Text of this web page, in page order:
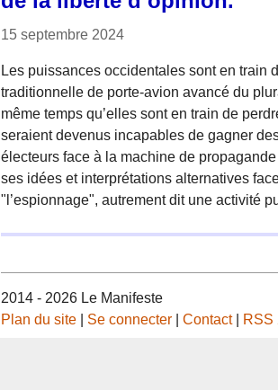
15 septembre 2024
Les puissances occidentales sont en train
traditionnelle de porte-avion avancé du
même temps qu’elles sont en train de
seraient devenus incapables de gagner
électeurs face à la machine de
ses idées et interprétations alternatives
"l’espionnage", autrement dit une activité
2014 - 2026 Le Manifeste
Plan du site
Se connecter Contact| RSS